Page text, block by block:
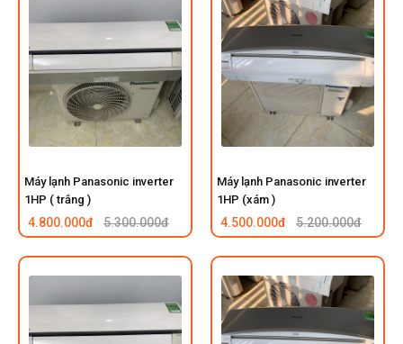
Máy lạnh Panasonic inverter
1HP ( trắng )
4.800.000đ 5.300.000đ
Máy lạnh Panasonic inverter
1HP (xám )
4.500.000đ 5.200.000đ